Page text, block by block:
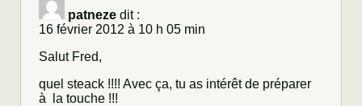
patneze dit :
16 février 2012 à 10 h 05 min
Salut Fred,
quel steack !!!! Avec ça, tu as intérêt de préparer
à la touche !!!